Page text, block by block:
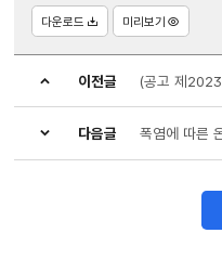
다운로드 미리보기
이전글 (공고 제
다음글 폭염에 따른